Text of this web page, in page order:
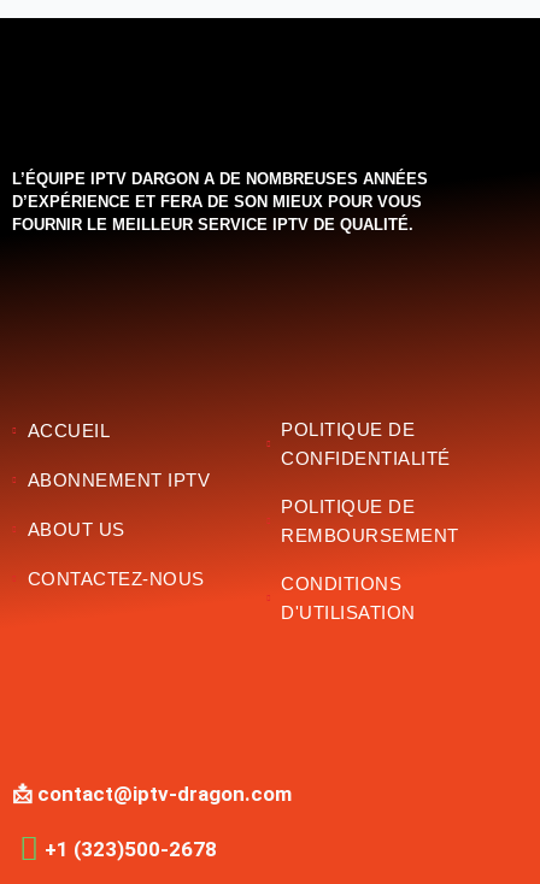
L’ÉQUIPE IPTV DARGON A DE NOMBREUSES ANNÉES
D’EXPÉRIENCE ET FERA DE SON MIEUX POUR VOUS
FOURNIR LE MEILLEUR SERVICE IPTV DE QUALITÉ.‌‌‌‌‌
ACCUEIL
ABONNEMENT IPTV
ABOUT US
CONTACTEZ-NOUS
POLITIQUE DE
CONFIDENTIALITÉ
POLITIQUE DE
REMBOURSEMENT
CONDITIONS
D'UTILISATION
📩 contact@iptv-dragon.com
+1 (323)500-2678